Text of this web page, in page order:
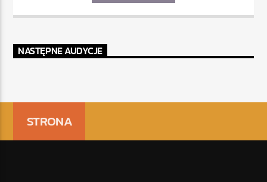
NASTĘPNE AUDYCJE
STRONA